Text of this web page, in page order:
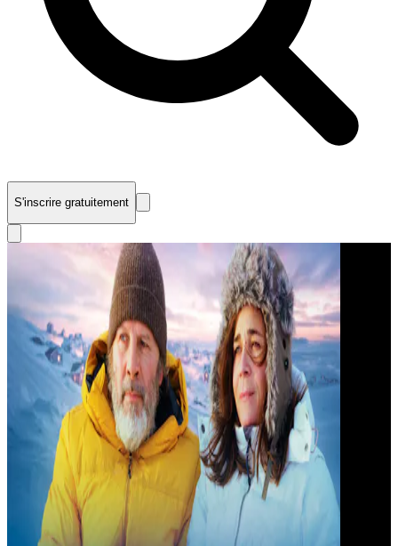
S'inscrire gratuitement